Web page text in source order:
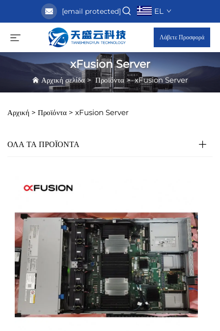
[email protected] EL
Λάβετε Προσφορά
xFusion Server
Αρχική σελίδα>Προϊόντα>xFusion Server
Αρχική > Προϊόντα > xFusion Server
ΟΛΑ ΤΑ ΠΡΟΪΟΝΤΑ